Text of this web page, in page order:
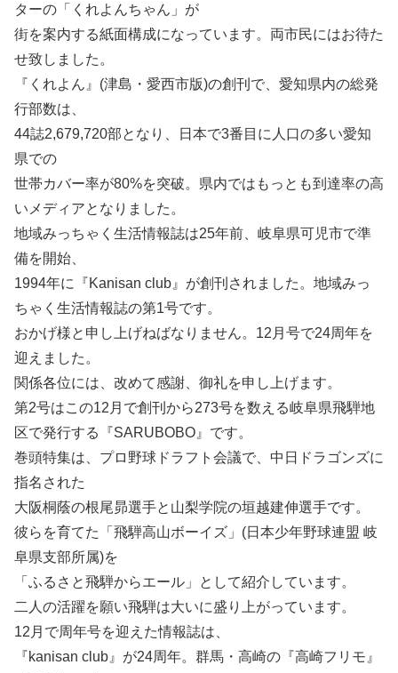
ターの「くれよんちゃん」が
街を案内する紙面構成になっています。両市民にはお待た
せ致しました。
『くれよん』(津島・愛西市版)の創刊で、愛知県内の総発
行部数は、
44誌2,679,720部となり、日本で3番目に人口の多い愛知
県での
世帯カバー率が80%を突破。県内ではもっとも到達率の高
いメディアとなりました。
地域みっちゃく生活情報誌は25年前、岐阜県可児市で準
備を開始、
1994年に『Kanisan club』が創刊されました。地域みっ
ちゃく生活情報誌の第1号です。
おかげ様と申し上げねばなりません。12月号で24周年を
迎えました。
関係各位には、改めて感謝、御礼を申し上げます。
第2号はこの12月で創刊から273号を数える岐阜県飛騨地
区で発行する『SARUBOBO』です。
巻頭特集は、プロ野球ドラフト会議で、中日ドラゴンズに
指名された
大阪桐蔭の根尾昴選手と山梨学院の垣越建伸選手です。
彼らを育てた「飛騨高山ボーイズ」(日本少年野球連盟 岐
阜県支部所属)を
「ふるさと飛騨からエール」として紹介しています。
二人の活躍を願い飛騨は大いに盛り上がっています。
12月で周年号を迎えた情報誌は、
『kanisan club』が24周年。群馬・高崎の『高崎フリモ』